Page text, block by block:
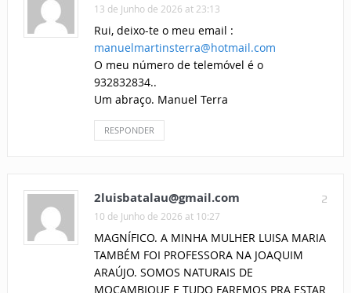
13 de Junho de 2026 at 23:13
Rui, deixo-te o meu email :
manuelmartinsterra@hotmail.com
O meu número de telemóvel é o
932832834..
Um abraço. Manuel Terra
RESPONDER
2
2luisbatalau@gmail.com
10 de Junho de 2026 at 10:27
MAGNÍFICO. A MINHA MULHER LUISA MARIA
TAMBÉM FOI PROFESSORA NA JOAQUIM
ARAÚJO. SOMOS NATURAIS DE
MOÇAMBIQUE E TUDO FAREMOS PRA ESTAR